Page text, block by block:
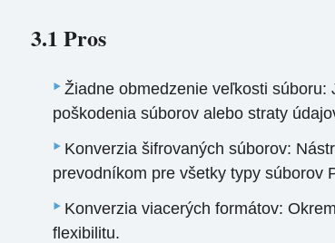
3.1 Pros
Žiadne obmedzenie veľkosti
poškodenia súborov alebo straty
Konverzia šifrovaných súborov:
prevodníkom pre všetky typy súborov
Konverzia viacerých formátov:
flexibilitu.